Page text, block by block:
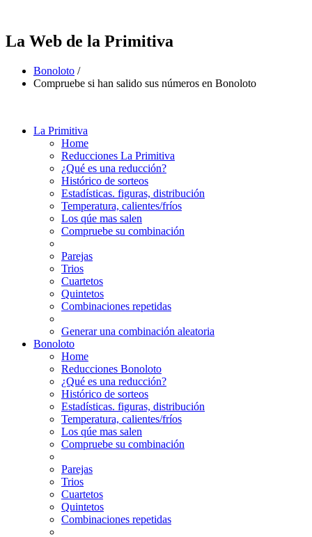
La Web de la Primitiva
Bonoloto /
Compruebe si han salido sus números en Bonoloto
La Primitiva
Home
Reducciones La Primitiva
¿Qué es una reducción?
Histórico de sorteos
Estadísticas. figuras, distribución
Temperatura, calientes/fríos
Los qúe mas salen
Compruebe su combinación
Parejas
Trios
Cuartetos
Quintetos
Combinaciones repetidas
Generar una combinación aleatoria
Bonoloto
Home
Reducciones Bonoloto
¿Qué es una reducción?
Histórico de sorteos
Estadísticas. figuras, distribución
Temperatura, calientes/fríos
Los qúe mas salen
Compruebe su combinación
Parejas
Trios
Cuartetos
Quintetos
Combinaciones repetidas